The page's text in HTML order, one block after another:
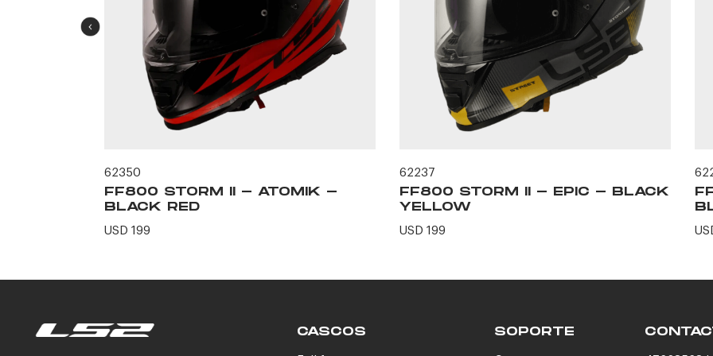
62350
FF800 STORM II - ATOMIK -
BLACK RED
USD 199
62237
FF800 STORM II - EPIC - BLACK
YELLOW
USD 199
CASCOS SOPORTE